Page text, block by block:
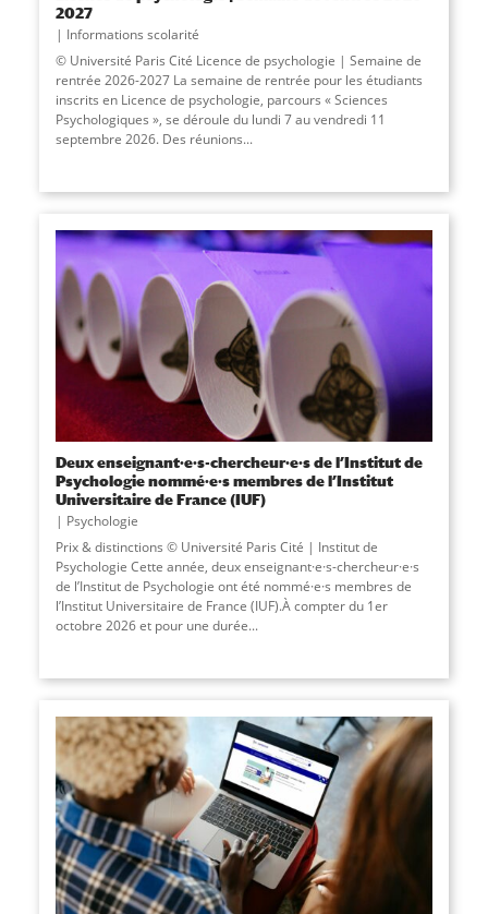
2027
Informations scolarité
© Université Paris Cité Licence de psychologie | Semaine de
rentrée 2026-2027 La semaine de rentrée pour les étudiants
inscrits en Licence de psychologie, parcours « Sciences
Psychologiques », se déroule du lundi 7 au vendredi 11
septembre 2026. Des réunions...
Deux enseignant·e·s-chercheur·e·s de l’Institut de
Psychologie nommé·e·s membres de l’Institut
Universitaire de France (IUF)
Psychologie
Prix & distinctions © Université Paris Cité | Institut de
Psychologie Cette année, deux enseignant·e·s-chercheur·e·s
de l’Institut de Psychologie ont été nommé·e·s membres de
l’Institut Universitaire de France (IUF).À compter du 1er
octobre 2026 et pour une durée...